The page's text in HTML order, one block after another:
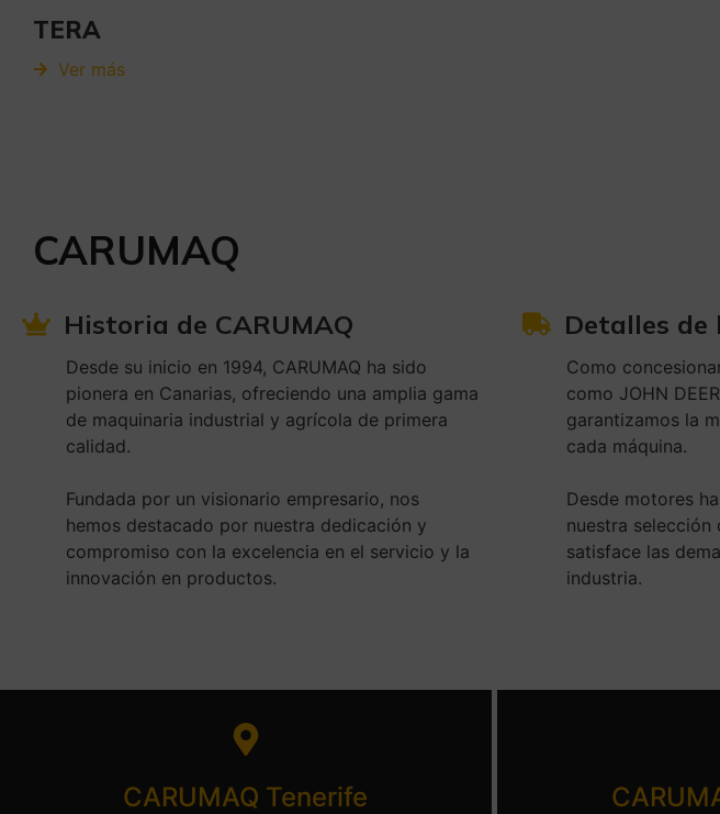
TERA
Ver más
CARUMAQ
Historia de CARUMAQ
Desde su inicio en 1994, CARUMAQ ha sido
pionera en Canarias, ofreciendo una amplia gama
de maquinaria industrial y agrícola de primera
calidad.
Fundada por un visionario empresario, nos
hemos destacado por nuestra dedicación y
compromiso con la excelencia en el servicio y la
innovación en productos.
Detalles de
Como
como JOHN
garantizamos la
cada máquina.
Desde motores
nuestra
satisface las
industria.
CARUMAQ Tenerife